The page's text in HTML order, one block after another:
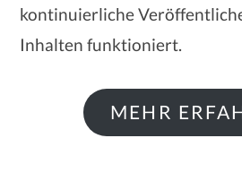
kontinuierliche
Inhalten funktioniert.
MEHR